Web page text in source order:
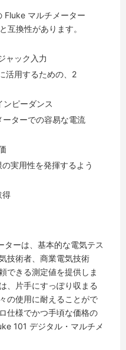
Fluke マルチメーター
互換性があります。
ャック入力
活用するための、2
ピーダンス
ーターでの容易な電流
実用性を発揮するよう
得
ターは、基本的な電気テス
技術者、商業電気技術
できる測定値を提供しま
、片手にすっぽり収まる
の使用に耐えることがで
仕様でかつ手頃な価格の
101 デジタル・マルチメ